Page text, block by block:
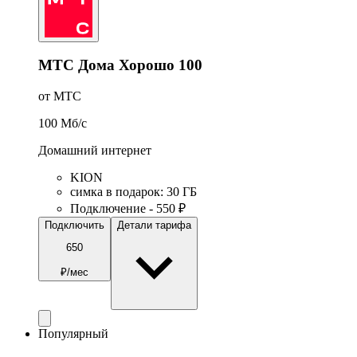
МТС Дома Хорошо 100
от МТС
100 Мб/c
Домашний интернет
KION
симка в подарок: 30 ГБ
Подключение - 550 ₽
Подключить
650
₽/мес
Детали тарифа
Популярный